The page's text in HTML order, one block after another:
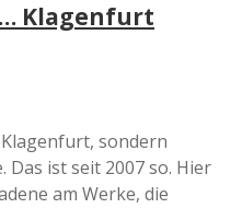
Klagenfurt
sondern
ist seit 2007 so. Hier
am Werke, die